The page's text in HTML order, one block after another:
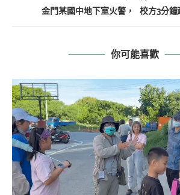
金門某國中地下室火警， 校方3分鐘
你可能喜歡